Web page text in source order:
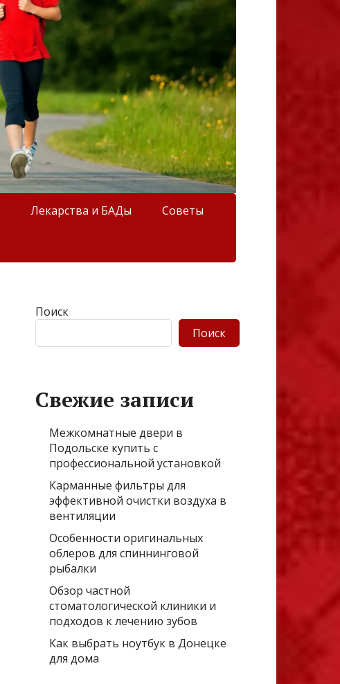
Лекарства и БАДы Советы
Поиск
Поиск
Свежие записи
Межкомнатные двери в
Подольске купить с
профессиональной установкой
Карманные фильтры для
эффективной очистки воздуха в
вентиляции
Особенности оригинальных
облеров для спиннинговой
рыбалки
Обзор частной
стоматологической клиники и
подходов к лечению зубов
Как выбрать ноутбук в Донецке
для дома